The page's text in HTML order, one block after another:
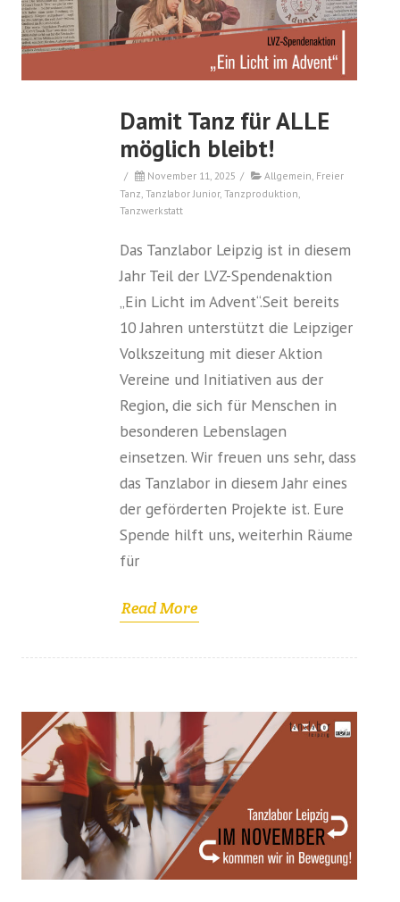
Damit Tanz für ALLE
möglich bleibt!
/ November 11, 2025 / Allgemein, Freier
Tanz, Tanzlabor Junior, Tanzproduktion,
Tanzwerkstatt
Das Tanzlabor Leipzig ist in diesem
Jahr Teil der LVZ-Spendenaktion
„Ein Licht im Advent“.Seit bereits
10 Jahren unterstützt die Leipziger
Volkszeitung mit dieser Aktion
Vereine und Initiativen aus der
Region, die sich für Menschen in
besonderen Lebenslagen
einsetzen. Wir freuen uns sehr, dass
das Tanzlabor in diesem Jahr eines
der geförderten Projekte ist. Eure
Spende hilft uns, weiterhin Räume
für
Read More